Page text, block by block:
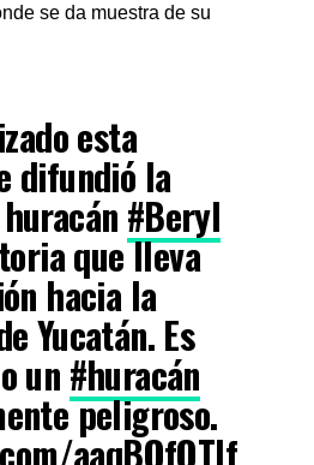
se da muestra de su
esta
difundió la
#Beryl
que lleva
hacia la
Yucatán. Es
un #huracán
peligroso.
aaqBOfOTIf